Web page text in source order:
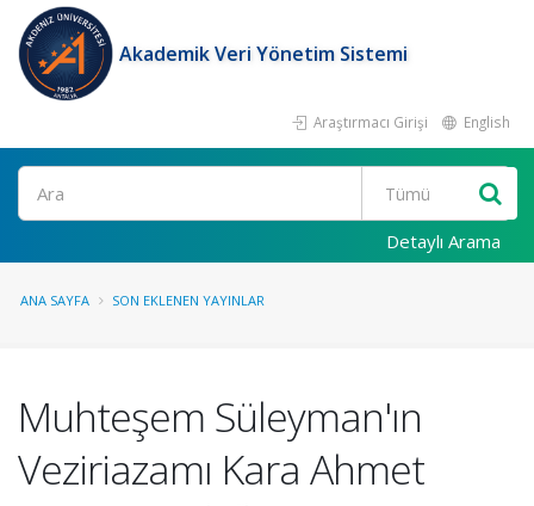
Akademik Veri Yönetim Sistemi
Araştırmacı Girişi English
Ara
Detaylı Arama
ANA SAYFA SON EKLENEN YAYINLAR
Muhteşem Süleyman'ın
Veziriazamı Kara Ahmet